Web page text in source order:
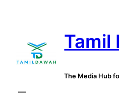
Tamil
The Media Hub